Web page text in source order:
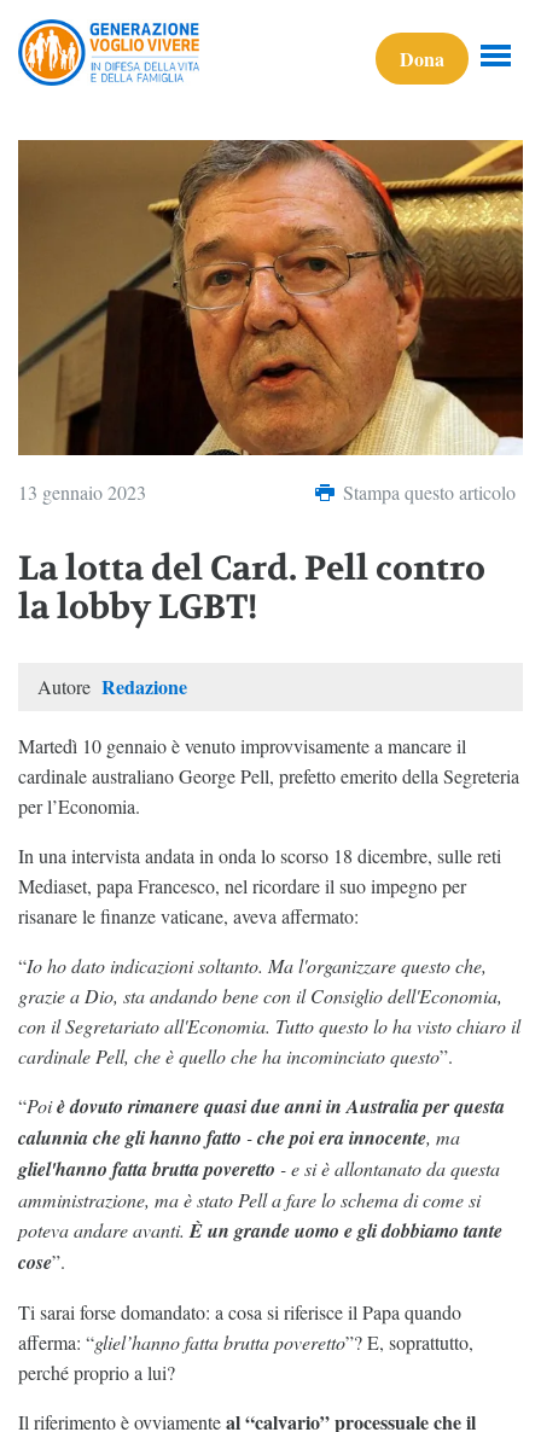
Dona
13 gennaio 2023 Stampa questo articolo
La lotta del Card. Pell contro
la lobby LGBT!
Autore Redazione
Martedì 10 gennaio è venuto improvvisamente a mancare il
cardinale australiano George Pell, prefetto emerito della Segreteria
per l’Economia.
In una intervista andata in onda lo scorso 18 dicembre, sulle reti
Mediaset, papa Francesco, nel ricordare il suo impegno per
risanare le finanze vaticane, aveva affermato:
“Io ho dato indicazioni soltanto. Ma l'organizzare questo che,
grazie a Dio, sta andando bene con il Consiglio dell'Economia,
con il Segretariato all'Economia. Tutto questo lo ha visto chiaro il
cardinale Pell, che è quello che ha incominciato questo”.
“Poiè dovuto rimanere quasi due anni in Australia per questa
calunnia che gli hanno fatto -che poi era innocente, ma
gliel'hanno fatta brutta poveretto - e si è allontanato da questa
amministrazione, ma è stato Pell a fare lo schema di come si
poteva andare avanti. È un grande uomo e gli dobbiamo tante
cose”.
Ti sarai forse domandato: a cosa si riferisce il Papa quando
afferma: “gliel’hanno fatta brutta poveretto”? E, soprattutto,
perché proprio a lui?
Il riferimento è ovviamenteal “calvario” processuale che il